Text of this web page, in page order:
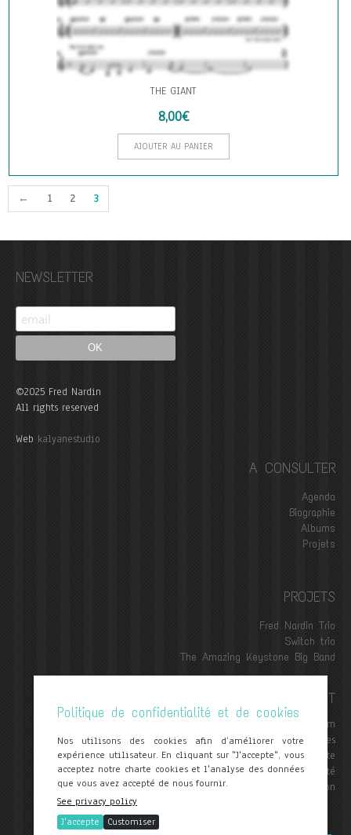
THE GIANT
8,00€
AJOUTER AU PANIER
← 1 2 3
NEWSLETTER
©2025 Fred Nardin
All rights reserved
Web kalyanestudio
A CONSULTER
Agenda
Biographie
Albums
Projets
PROJETS
Fred Nardin Trio
Switch trio
The Amazing Keystone Big Band
CONTACT
contact@frednardin.com
Mentions Légales
Conditions Générales de Vente
Politique de confidentialité
Livraison
Politique de confidentialité et de cookies
Nos utilisons des cookies afin d’améliorer votre
expérience utilisateur. En cliquant sur "J'accepte", vous
acceptez notre charte cookies et l'analyse des données
que vous avez accepté de nous fournir.
See privacy policy
J'accepte
Customiser